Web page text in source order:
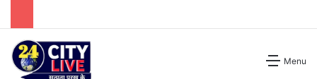
Menu
Search for